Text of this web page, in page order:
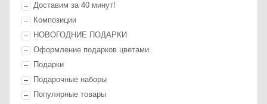
Доставим за 40 минут!
Композиции
НОВОГОДНИЕ ПОДАРКИ
Оформление подарков цветами
Подарки
Подарочные наборы
Популярные товары